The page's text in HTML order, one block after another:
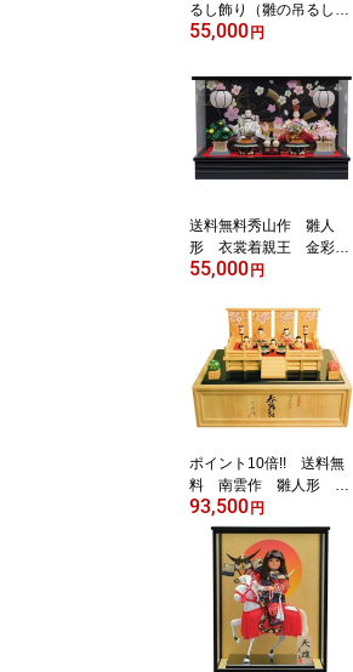
るし飾り（雛の吊るし飾
り・ひなのつるし飾り・
雛・吊るし雛） h550木
製台付き（木製スタンド
付き・飾り台付き）
【つるし雛21飾り】 高
さ57cm 〈雛人形脇飾
り ひな人形脇飾り 女の
55,000 円
送料無料秀山作 雛人
形 衣裳着親王 金彩リ
ボン桜結び・木製黒艶消
り飾り 【小芥子親王菱
台飾り】〈お雛様 おひな
飾り お殿様 お姫様 雛祭
り ケース飾り 衣裳着雛
人形 ケース入り ケース
飾り ひな人形 親王飾
55,000 円
ポイント10倍!! 送料無
料 南雲作 雛人形 伊
予一刀彫り五人揃い 木
製収納台二段飾り 【春
舞台】 〈お雛様 お雛さ
ま おひな様 おひなさま
お雛飾り お内裏様 ひな
祭り 雛祭り 収納タイプ
収納飾り 三月三日 桃の
節句 三人官女 3人官女 5
93,500 円